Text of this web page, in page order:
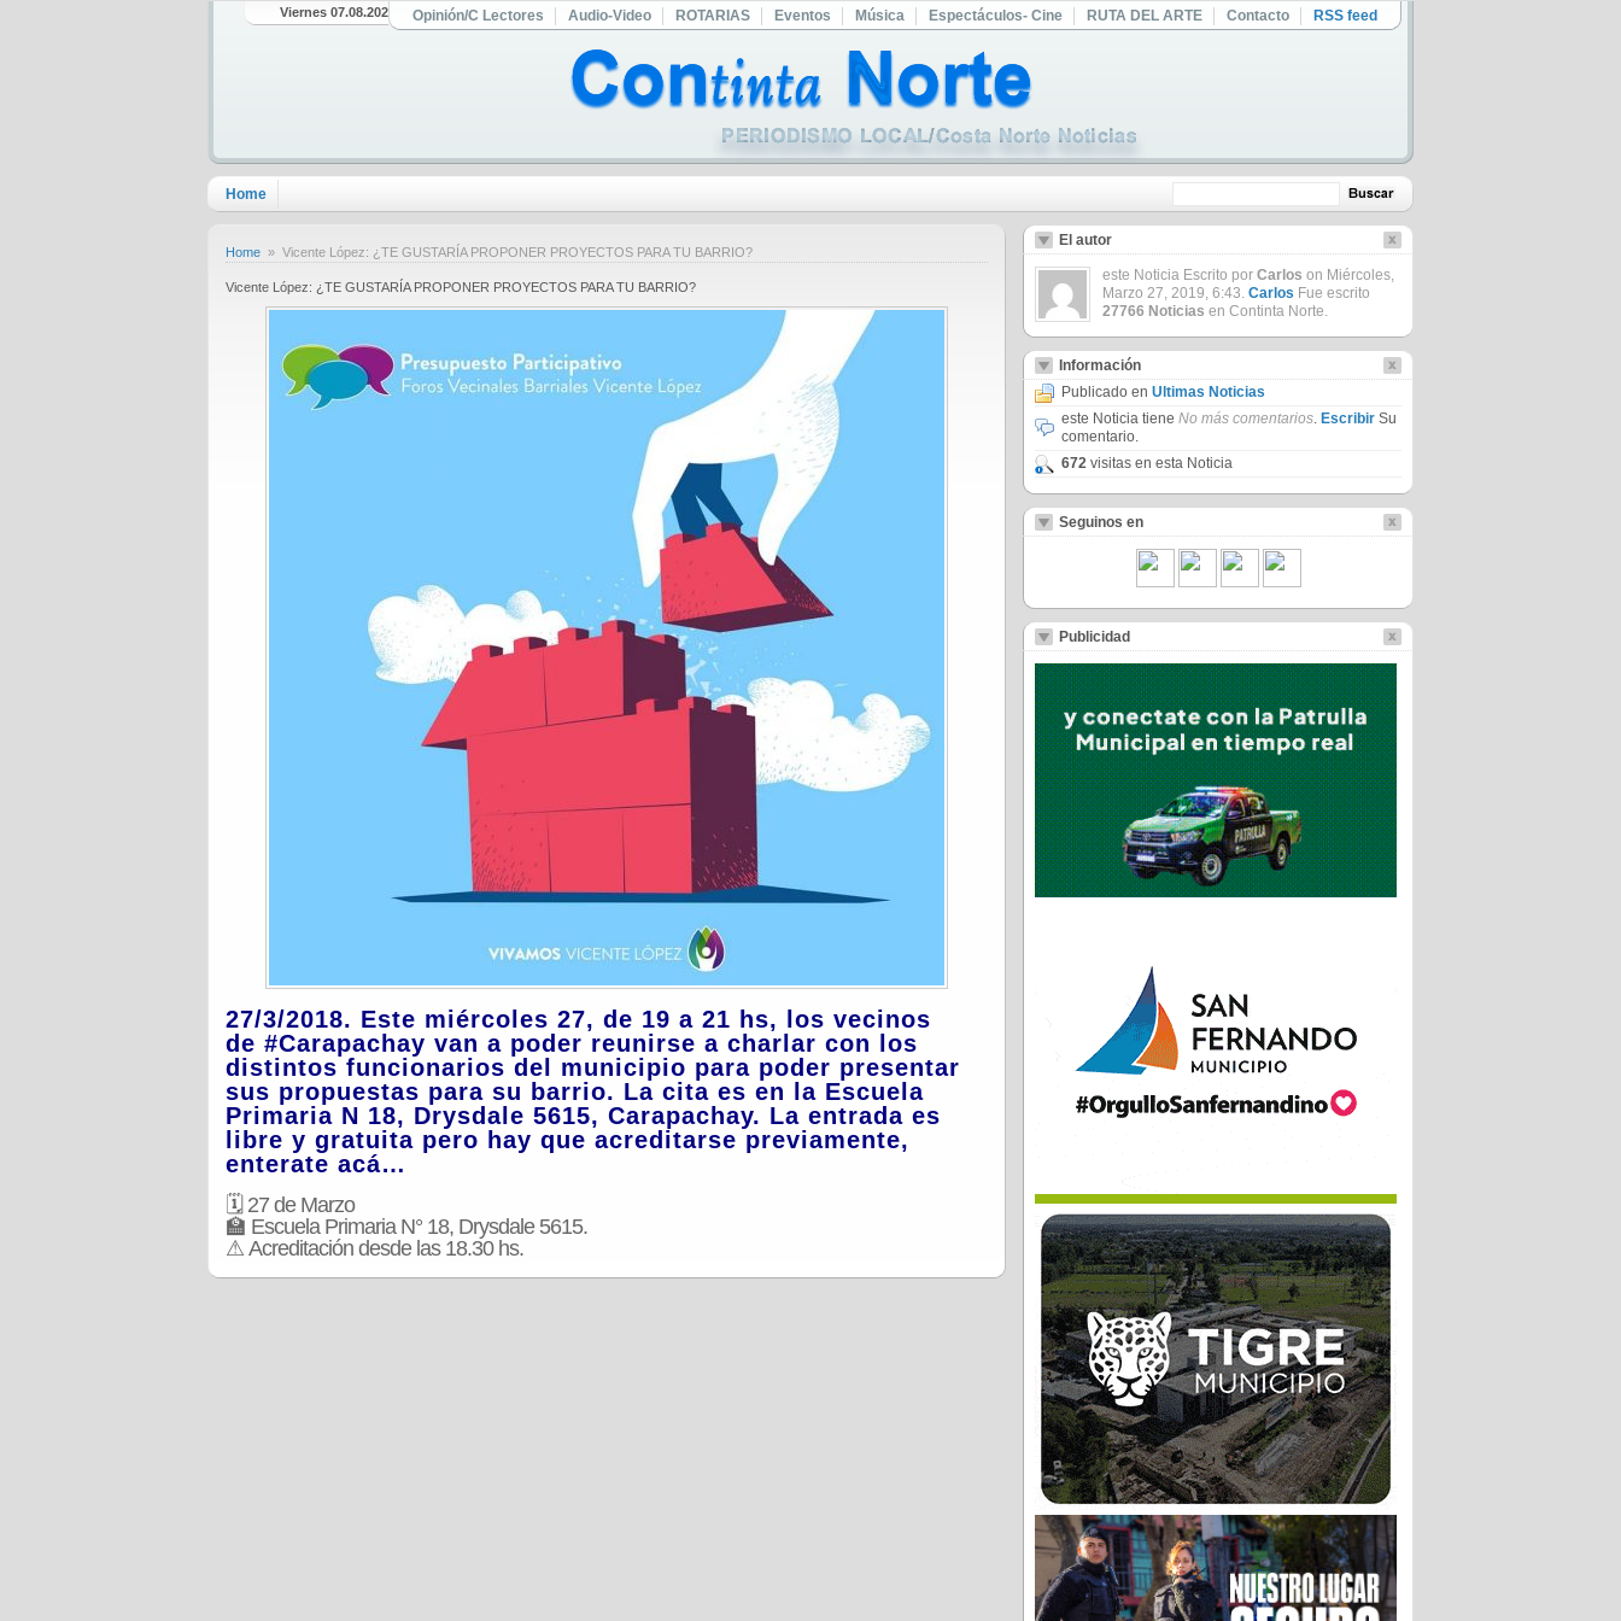
Viernes 07.08.2026 Opinión/C Lectores Audio-Video ROTARIAS Eventos Música Espectáculos- Cine RUTA DEL ARTE Contacto RSS feed
Home
Home » Vicente López: ¿TE GUSTARÍA PROPONER PROYECTOS PARA TU BARRIO?
Vicente López: ¿TE GUSTARÍA PROPONER PROYECTOS PARA TU BARRIO?
27/3/2018. Este miércoles 27, de 19 a 21 hs, los vecinos
de #Carapachay van a poder reunirse a charlar con los
distintos funcionarios del municipio para poder presentar
sus propuestas para su barrio. La cita es en la Escuela
Primaria N 18, Drysdale 5615, Carapachay. La entrada es
libre y gratuita pero hay que acreditarse previamente,
enterate acá…
🗓 27 de Marzo
🏫 Escuela Primaria N° 18, Drysdale 5615.
⚠ Acreditación desde las 18.30 hs.
El autor
este Noticia Escrito por Carlos on Miércoles,
Marzo 27, 2019, 6:43. Carlos Fue escrito
27766 Noticias en Continta Norte.
Información
Publicado en Ultimas Noticias
este Noticia tiene No más comentarios. Escribir Su
comentario.
672 visitas en esta Noticia
Seguinos en
Publicidad